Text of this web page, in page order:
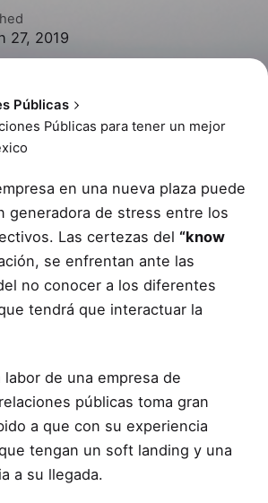
27, 2019
Públicas
Públicas para tener un mejor
en una nueva plaza puede
generadora de stress entre los
Las certezas del “know
se enfrentan ante las
no conocer a los diferentes
tendrá que interactuar la
labor de una empresa de
públicas toma gran
a que con su experiencia
tengan un soft landing y una
a su llegada.